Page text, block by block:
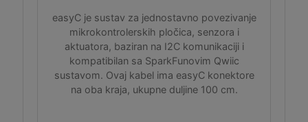
easyC je sustav za jednostavno povezivanje
mikrokontrolerskih pločica, senzora i
aktuatora, baziran na I2C komunikaciji i
kompatibilan sa SparkFunovim Qwiic
sustavom. Ovaj kabel ima easyC konektore
na oba kraja, ukupne duljine 100 cm.